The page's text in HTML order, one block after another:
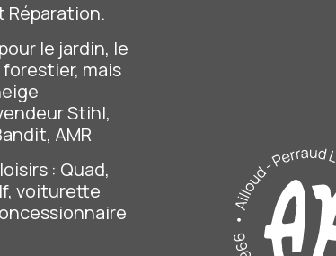
Réparation.
le jardin, le
mais
Stihl,
AMR
: Quad,
voiturette